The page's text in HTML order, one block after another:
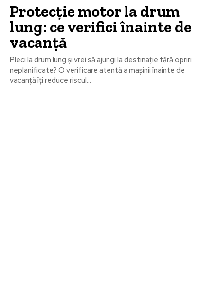
Protecție motor la drum
lung: ce verifici înainte de
vacanță
Pleci la drum lung și vrei să ajungi la destinație fără opriri
neplanificate? O verificare atentă a mașinii înainte de
vacanță îți reduce riscul...